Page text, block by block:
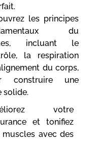
les principes
du
incluant le
la respiration
du corps,
construire une
solide.
votre
et tonifiez
muscles avec des